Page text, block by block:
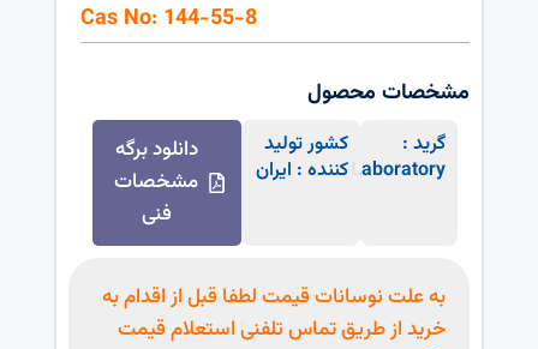
Cas No: 144-55-8
مشخصات محصول
گرید :
Laboratory
کشور تولید
کننده : ایران
دانلود برگه
مشخصات
فنی
به علت نوسانات قیمت لطفا قبل از اقدام به
خرید از طریق تماس تلفنی استعلام قیمت